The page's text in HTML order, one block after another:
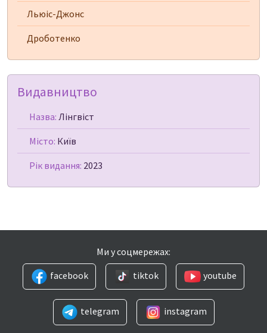
Льюіс-Джонс
Дроботенко
Видавництво
Назва: Лінгвіст
Місто: Київ
Рік видання: 2023
Ми у соцмережах:
facebook
tiktok youtube
telegram instagram